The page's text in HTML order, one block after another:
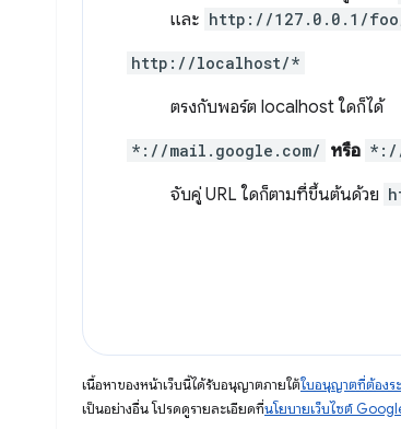
และ http://127.0.0.1/
http://localhost/*
ตรงกับพอร์ต localhost ใดก็ได้
*://mail.google.com/ หรือ *://
จับคู่ URL ใดก็ตามที่ขึ้นต้นด้วย
เนื้อหาของหน้าเว็บนี้ได้รับอนุญาตภายใต้ใบอนุญาตที่ต้องร
เป็นอย่างอื่น โปรดดูรายละเอียดที่นโยบายเว็บไซต์